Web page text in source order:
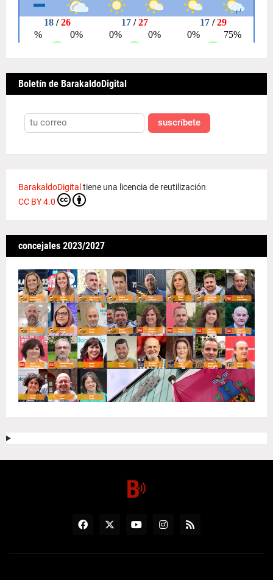
Boletín de BarakaldoDigital
suscríbete
BarakaldoDigitaltiene una licencia de reutilización
CC BY 4.0
concejales 2023/2027